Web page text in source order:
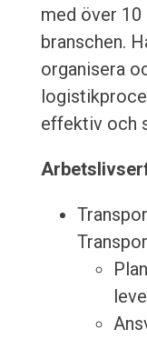
med över
branschen.
organisera
effektiv och